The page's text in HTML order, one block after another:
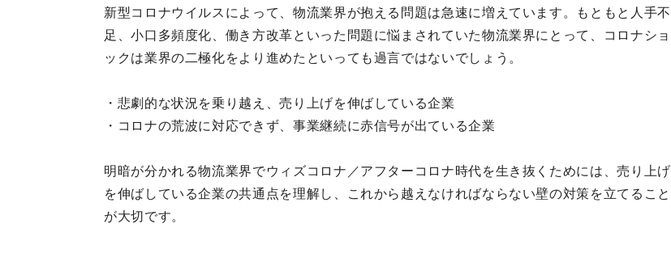
新型コロナウイルスによって、物流業界が抱える問題は急速に増えています。もともと人手不
足、小口多頻度化、働き方改革といった問題に悩まされていた物流業界にとって、コロナショ
ックは業界の二極化をより進めたといっても過言ではないでしょう。
・悲劇的な状況を乗り越え、売り上げを伸ばしている企業
・コロナの荒波に対応できず、事業継続に赤信号が出ている企業
明暗が分かれる物流業界でウィズコロナ／アフターコロナ時代を生き抜くためには、売り上げ
を伸ばしている企業の共通点を理解し、これから越えなければならない壁の対策を立てること
が大切です。